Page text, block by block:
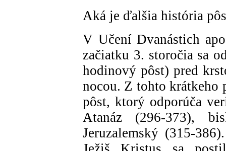
Aká je ďalšia história
V Učení Dvanástich
začiatku 3. storočia sa
hodinový pôst) pred
nocou. Z tohto krátkeho
pôst, ktorý odporúča
Atanáz (296-373),
Jeruzalemský (315-